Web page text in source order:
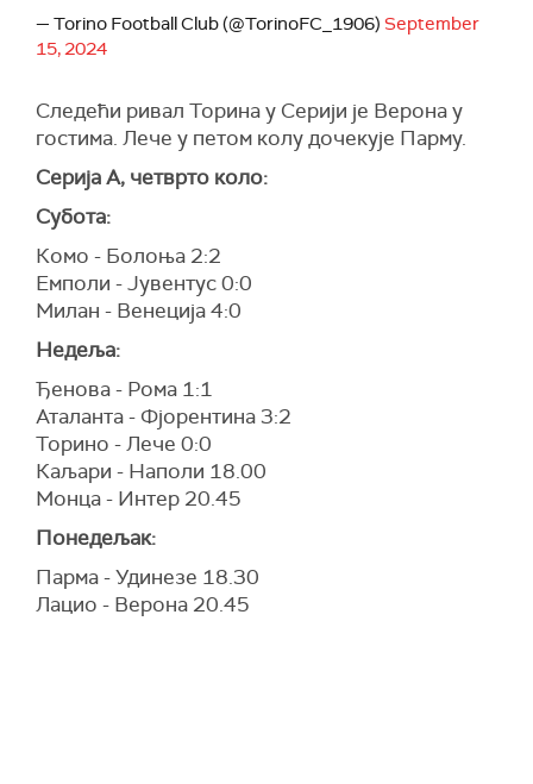
— Torino Football Club (@TorinoFC_1906) September
15, 2024
Следећи ривал Торина у Серији је Верона у
гостима. Лече у петом колу дочекује Парму.
Серија А, четврто коло:
Субота:
Комо - Болоња 2:2
Емполи - Јувентус 0:0
Милан - Венеција 4:0
Недеља:
Ђенова - Рома 1:1
Аталанта - Фјорентина 3:2
Торино - Лече 0:0
Каљари - Наполи 18.00
Монца - Интер 20.45
Понедељак:
Парма - Удинезе 18.30
Лацио - Верона 20.45